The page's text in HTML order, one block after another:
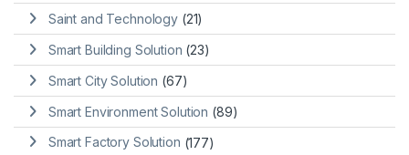
Saint and Technology (21)
Smart Building Solution (23)
Smart City Solution (67)
Smart Environment Solution (89)
Smart Factory Solution (177)